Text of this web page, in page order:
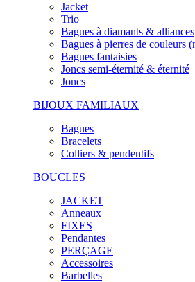
Jacket
Trio
Bagues à diamants & alliances
Bagues à pierres de couleurs
Bagues fantaisies
Joncs semi-éternité & éternité
Joncs
BIJOUX FAMILIAUX
Bagues
Bracelets
Colliers & pendentifs
BOUCLES
JACKET
Anneaux
FIXES
Pendantes
PERÇAGE
Accessoires
Barbelles